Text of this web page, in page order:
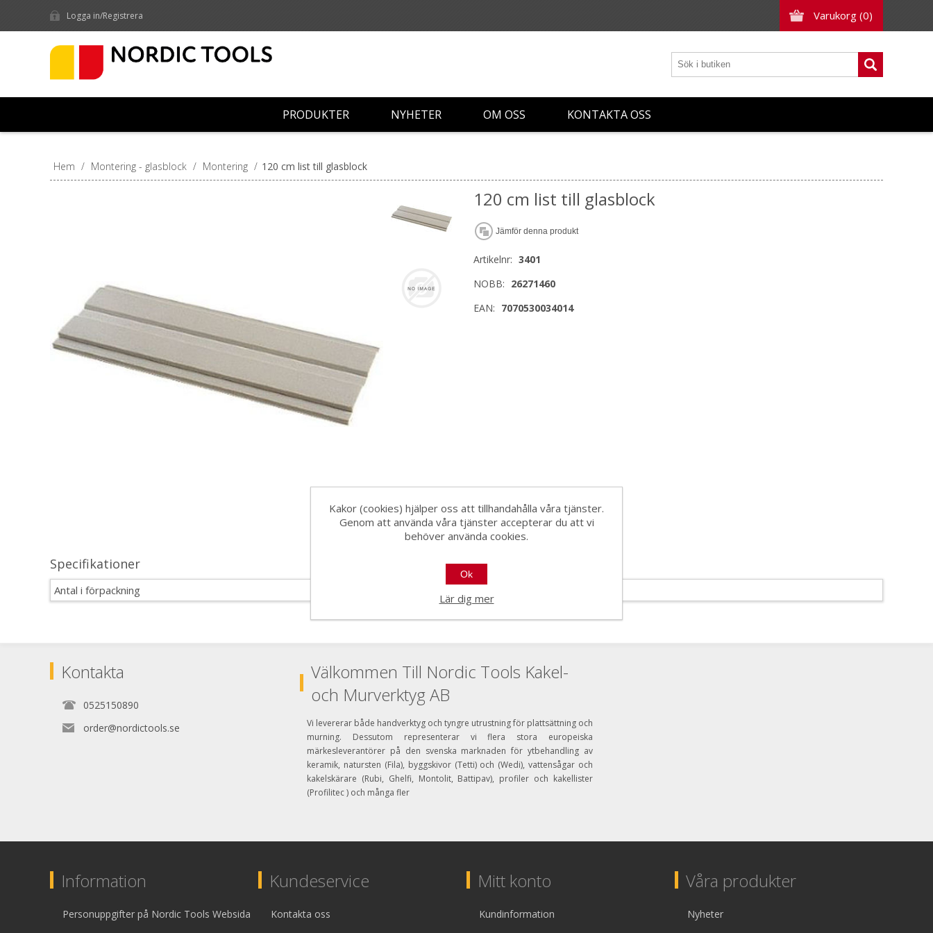
Varukorg (0)
Logga in/Registrera
PRODUKTER NYHETER OM OSS KONTAKTA OSS
Hem / Montering - glasblock / Montering / 120 cm list till glasblock
120 cm list till glasblock
Jämför denna produkt
Artikelnr: 3401
NOBB: 26271460
EAN: 7070530034014
Specifikationer
Antal i förpackning
Kontakta
0525150890
order@nordictools.se
Välkommen Till Nordic Tools Kakel-
och Murverktyg AB
Vi levererar både handverktyg och tyngre utrustning för plattsättning och
murning. Dessutom representerar vi flera stora europeiska
märkesleverantörer på den svenska marknaden för ytbehandling av
keramik, natursten (Fila), byggskivor (Tetti) och (Wedi), vattensågar och
kakelskärare (Rubi, Ghelfi, Montolit, Battipav), profiler och kakellister
(Profilitec ) och många fler
Information
Personuppgifter på Nordic Tools Websida
Kundeservice
Kontakta oss
Mitt konto
Kundinformation
Våra produkter
Nyheter
Kakor (cookies) hjälper oss att tillhandahålla våra tjänster.
Genom att använda våra tjänster accepterar du att vi
behöver använda cookies.
Ok
Lär dig mer